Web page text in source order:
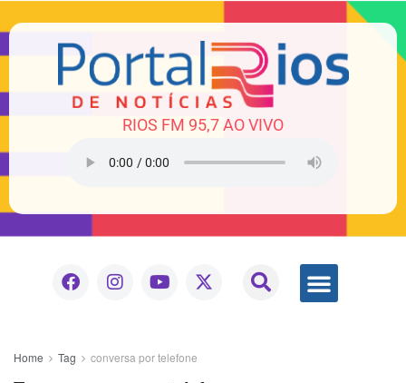
RIOS FM 95,7 AO VIVO
Home Tag conversa por telefone